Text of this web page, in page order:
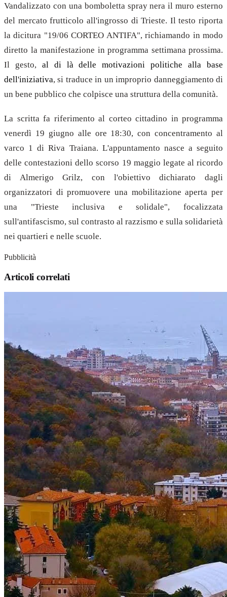
Vandalizzato con una bomboletta spray nera il muro esterno
del mercato frutticolo all'ingrosso di Trieste. Il testo riporta
la dicitura "19/06 CORTEO ANTIFA", richiamando in modo
diretto la manifestazione in programma settimana prossima.
Il gesto, al di là delle motivazioni politiche alla base
dell'iniziativa, si traduce in un improprio danneggiamento di
un bene pubblico che colpisce una struttura della comunità.
La scritta fa riferimento al corteo cittadino in programma
venerdì 19 giugno alle ore 18:30, con concentramento al
varco 1 di Riva Traiana. L'appuntamento nasce a seguito
delle contestazioni dello scorso 19 maggio legate al ricordo
di Almerigo Grilz, con l'obiettivo dichiarato dagli
organizzatori di promuovere una mobilitazione aperta per
una "Trieste inclusiva e solidale", focalizzata
sull'antifascismo, sul contrasto al razzismo e sulla solidarietà
nei quartieri e nelle scuole.
Pubblicità
Articoli correlati